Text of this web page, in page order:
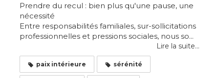
Prendre du recul : bien plus qu'une pause, une
nécessité
Entre responsabilités familiales, sur-sollicitations
professionnelles et pressions sociales, nous so...
Lire la suite...
paix intérieure sérénité